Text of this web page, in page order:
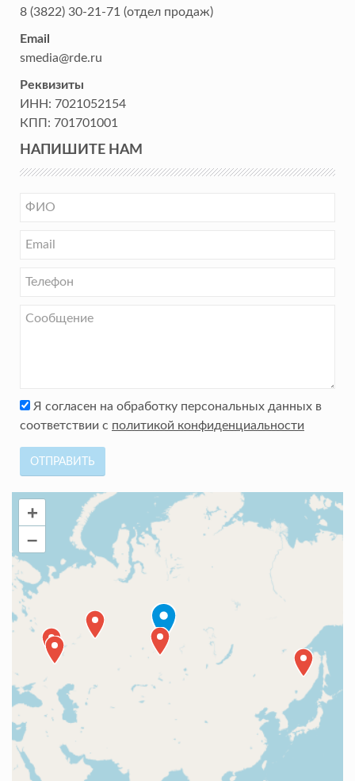
8 (3822) 30-21-71 (отдел продаж)
Email
smedia@rde.ru
Реквизиты
ИНН: 7021052154
КПП: 701701001
НАПИШИТЕ НАМ
Я согласен на обработку персональных данных в
соответствии с политикой конфиденциальности
ОТПРАВИТЬ
+
–